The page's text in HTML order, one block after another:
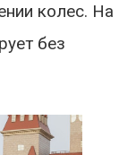
колес. На
без